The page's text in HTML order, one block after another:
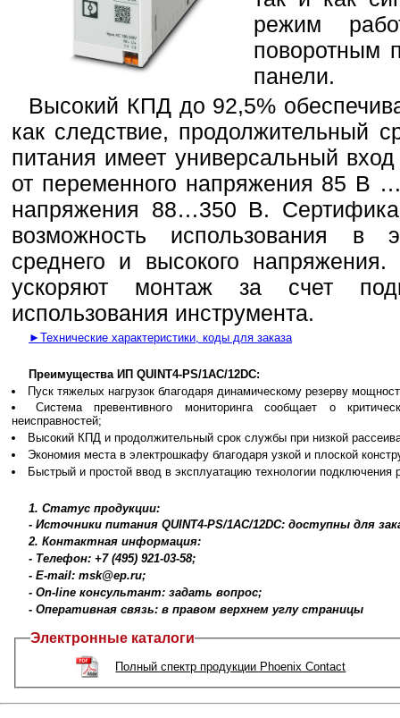
режим
поворотным
панели.
Высокий КПД до 92,5%
как следствие, продолжительный
питания имеет универсальный
от переменного напряжения 85 В
напряжения 88…350 В.
возможность использования в
среднего и высокого
ускоряют монтаж за счет
использования инструмента.
►Технические характеристики, коды для заказа
Преимущества ИП QUINT4-PS/1AC/12DC:
Пуск тяжелых нагрузок благодаря динамическому резерву
Система превентивного мониторинга сообщает о
неисправностей;
Высокий КПД и продолжительный срок службы при низкой
Экономия места в электрошкафу благодаря узкой и плоской
Быстрый и простой ввод в эксплуатацию технологии подключения
1. Статус продукции:
- Источники питания QUINT4-PS/1AC/12DC: доступны для
2. Контактная информация:
- Телефон: +7 (495) 921-03-58;
- E-mail: msk@ep.ru;
- On-line консультант: задать вопрос;
- Оперативная связь: в правом верхнем углу страницы
Электронные каталоги
Полный спектр продукции Phoenix Contact